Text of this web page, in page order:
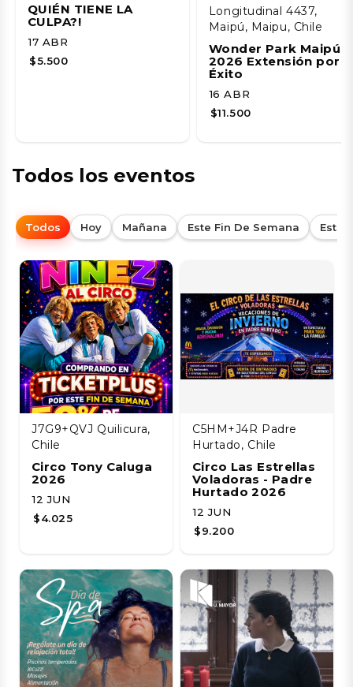
QUIÉN TIENE LA
CULPA?!
17 ABR
$5.500
Longitudinal 4437,
Maipú, Maipu, Chile
Wonder Park Maipú
2026 Extensión por
Éxito
16 ABR
$11.500
Todos los eventos
Todos Hoy Mañana Este Fin De Semana Esta
J7G9+QVJ Quilicura,
Chile
Circo Tony Caluga
2026
12 JUN
$4.025
C5HM+J4R Padre
Hurtado, Chile
Circo Las Estrellas
Voladoras - Padre
Hurtado 2026
12 JUN
$9.200